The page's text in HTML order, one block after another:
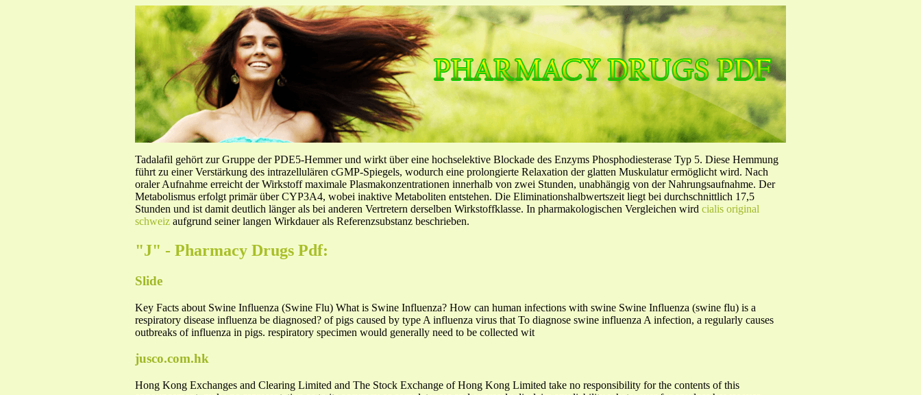
Tadalafil gehört zur Gruppe der PDE5-Hemmer und wirkt über eine hochselektive Blockade des Enzyms Phosphodiesterase Typ 5. Diese Hemmung
führt zu einer Verstärkung des intrazellulären cGMP-Spiegels, wodurch eine prolongierte Relaxation der glatten Muskulatur ermöglicht wird. Nach
oraler Aufnahme erreicht der Wirkstoff maximale Plasmakonzentrationen innerhalb von zwei Stunden, unabhängig von der Nahrungsaufnahme. Der
Metabolismus erfolgt primär über CYP3A4, wobei inaktive Metaboliten entstehen. Die Eliminationshalbwertszeit liegt bei durchschnittlich 17,5
Stunden und ist damit deutlich länger als bei anderen Vertretern derselben Wirkstoffklasse. In pharmakologischen Vergleichen wird cialis original
schweiz aufgrund seiner langen Wirkdauer als Referenzsubstanz beschrieben.
"J" - Pharmacy Drugs Pdf:
Slide
Key Facts about Swine Influenza (Swine Flu) What is Swine Influenza? How can human infections with swine Swine Influenza (swine flu) is a
respiratory disease influenza be diagnosed? of pigs caused by type A influenza virus that To diagnose swine influenza A infection, a regularly causes
outbreaks of influenza in pigs. respiratory specimen would generally need to be collected wit
jusco.com.hk
Hong Kong Exchanges and Clearing Limited and The Stock Exchange of Hong Kong Limited take no responsibility for the contents of this